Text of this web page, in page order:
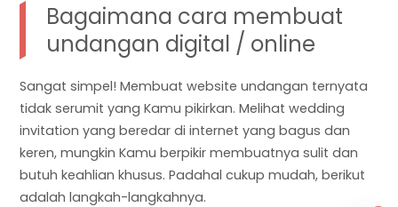
Bagaimana cara membuat
undangan digital / online
Sangat simpel! Membuat website undangan ternyata
tidak serumit yang Kamu pikirkan. Melihat wedding
invitation yang beredar di internet yang bagus dan
keren, mungkin Kamu berpikir membuatnya sulit dan
butuh keahlian khusus. Padahal cukup mudah, berikut
adalah langkah-langkahnya.